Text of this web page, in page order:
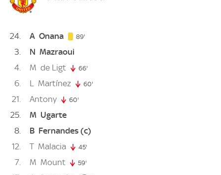
24 A Onana 89'
3 N Mazraoui
4
M de Ligt 66'
6 L Martínez 60'
21 Antony 60'
25 M Ugarte
8
B Fernandes (c)
12
T Malacia 45'
7 M Mount 59'